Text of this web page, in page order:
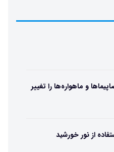
و ماهواره‌ها را تغییر
از نور خورشید